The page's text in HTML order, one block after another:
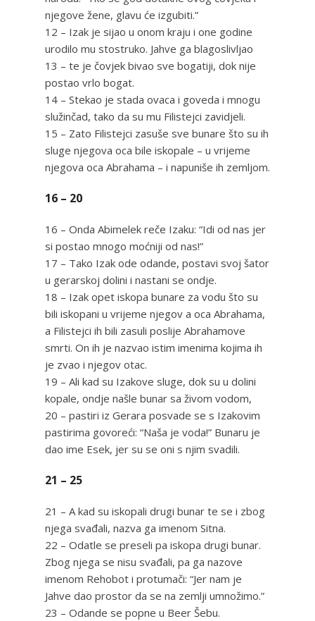
njegove žene, glavu će izgubiti.”
12 – Izak je sijao u onom kraju i one godine
urodilo mu stostruko. Jahve ga blagoslivljao
13 – te je čovjek bivao sve bogatiji, dok nije
postao vrlo bogat.
14 – Stekao je stada ovaca i goveda i mnogu
služinčad, tako da su mu Filistejci zavidjeli.
15 – Zato Filistejci zasuše sve bunare što su ih
sluge njegova oca bile iskopale – u vrijeme
njegova oca Abrahama – i napuniše ih zemljom.
16 – 20
16 – Onda Abimelek reče Izaku: “Idi od nas jer
si postao mnogo moćniji od nas!”
17 – Tako Izak ode odande, postavi svoj šator
u gerarskoj dolini i nastani se ondje.
18 – Izak opet iskopa bunare za vodu što su
bili iskopani u vrijeme njegov a oca Abrahama,
a Filistejci ih bili zasuli poslije Abrahamove
smrti. On ih je nazvao istim imenima kojima ih
je zvao i njegov otac.
19 – Ali kad su Izakove sluge, dok su u dolini
kopale, ondje našle bunar sa živom vodom,
20 – pastiri iz Gerara posvade se s Izakovim
pastirima govoreći: “Naša je voda!” Bunaru je
dao ime Esek, jer su se oni s njim svadili.
21 – 25
21 – A kad su iskopali drugi bunar te se i zbog
njega svađali, nazva ga imenom Sitna.
22 – Odatle se preseli pa iskopa drugi bunar.
Zbog njega se nisu svađali, pa ga nazove
imenom Rehobot i protumači: “Jer nam je
Jahve dao prostor da se na zemlji umnožimo.”
23 – Odande se popne u Beer Šebu.